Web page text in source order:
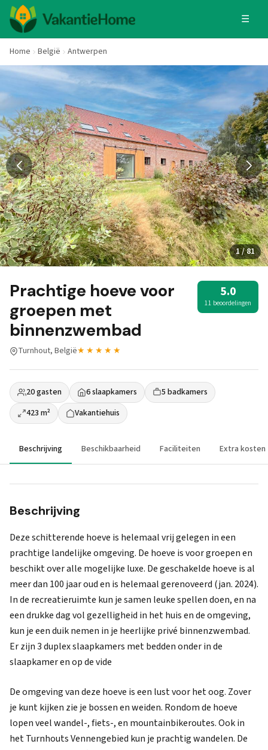
☰
Home België Antwerpen
1 / 81
Prachtige hoeve voor
groepen met
binnenzwembad
5.0
11 beoordelingen
Turnhout, België★★★★★
20 gasten 6 slaapkamers
5 badkamers
423 m²
Vakantiehuis
Beschrijving Beschikbaarheid Faciliteiten Extra kosten
Beschrijving
Deze schitterende hoeve is helemaal vrij gelegen in een
prachtige landelijke omgeving. De hoeve is voor groepen en
beschikt over alle mogelijke luxe. De geschakelde hoeve is al
meer dan 100 jaar oud en is helemaal gerenoveerd (jan. 2024).
In de recreatieruimte kun je samen leuke spellen doen, en na
een drukke dag vol gezelligheid in het huis en de omgeving,
kun je een duik nemen in je heerlijke privé binnenzwembad.
Er zijn 3 duplex slaapkamers met bedden onder in de
slaapkamer en op de vide
De omgeving van deze hoeve is een lust voor het oog. Zover
je kunt kijken zie je bossen en weiden. Rondom de hoeve
lopen veel wandel-, fiets-, en mountainbikeroutes. Ook in
het Turnhouts Vennengebied kun je prachtig wandelen. De